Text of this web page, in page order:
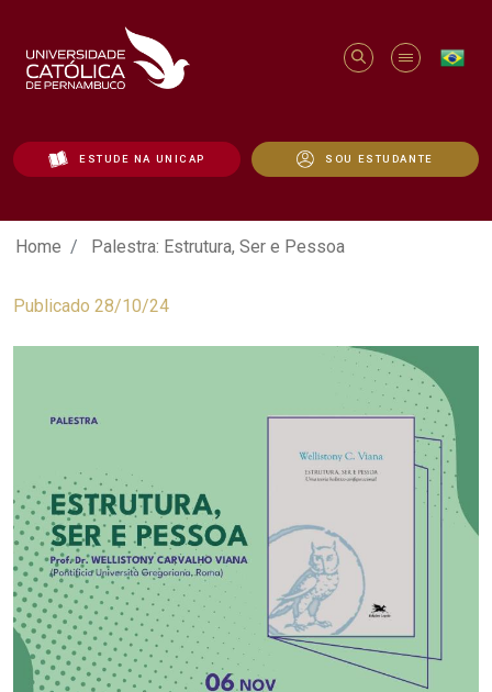
ESTUDE NA UNICAP SOU ESTUDANTE
Palestra: Estrutura, Ser e Pessoa -
Home Palestra: Estrutura, Ser e Pessoa
Publicado 28/10/24